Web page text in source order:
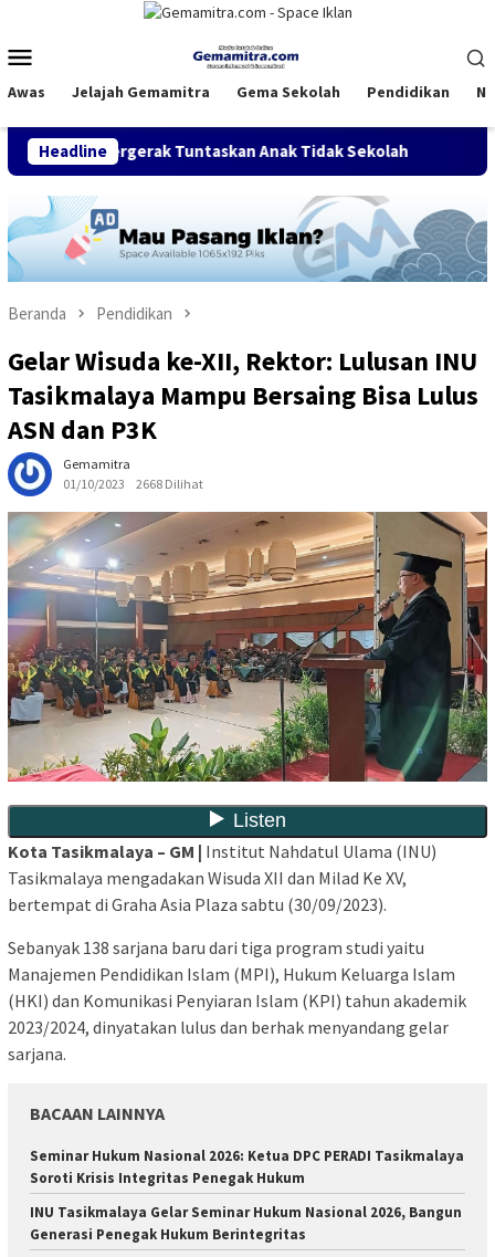
konten
Mobile
Awas Jelajah Gemamitra Gema Sekolah Pendidikan
Headline
Bergerak Tuntaskan Anak Tidak Sekolah FDI Satukan
Beranda Pendidikan
Gelar Wisuda ke-XII, Rektor: Lulusan INU
Tasikmalaya Mampu Bersaing Bisa Lulus
ASN dan P3K
Gemamitra
01/10/2023
2668 Dilihat
Kota Tasikmalaya – GM | Institut Nahdatul Ulama (INU)
Tasikmalaya mengadakan Wisuda XII dan Milad Ke XV,
bertempat di Graha Asia Plaza sabtu (30/09/2023).
Sebanyak 138 sarjana baru dari tiga program studi yaitu
Manajemen Pendidikan Islam (MPI), Hukum Keluarga Islam
(HKI) dan Komunikasi Penyiaran Islam (KPI) tahun akademik
2023/2024, dinyatakan lulus dan berhak menyandang gelar
sarjana.
BACAAN LAINNYA
Seminar Hukum Nasional 2026: Ketua DPC PERADI Tasikmalaya
Soroti Krisis Integritas Penegak Hukum
INU Tasikmalaya Gelar Seminar Hukum Nasional 2026, Bangun
Generasi Penegak Hukum Berintegritas